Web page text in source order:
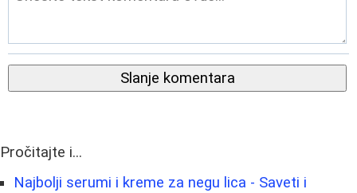
Slanje komentara
Pročitajte i...
Najbolji serumi i kreme za negu lica - Saveti i